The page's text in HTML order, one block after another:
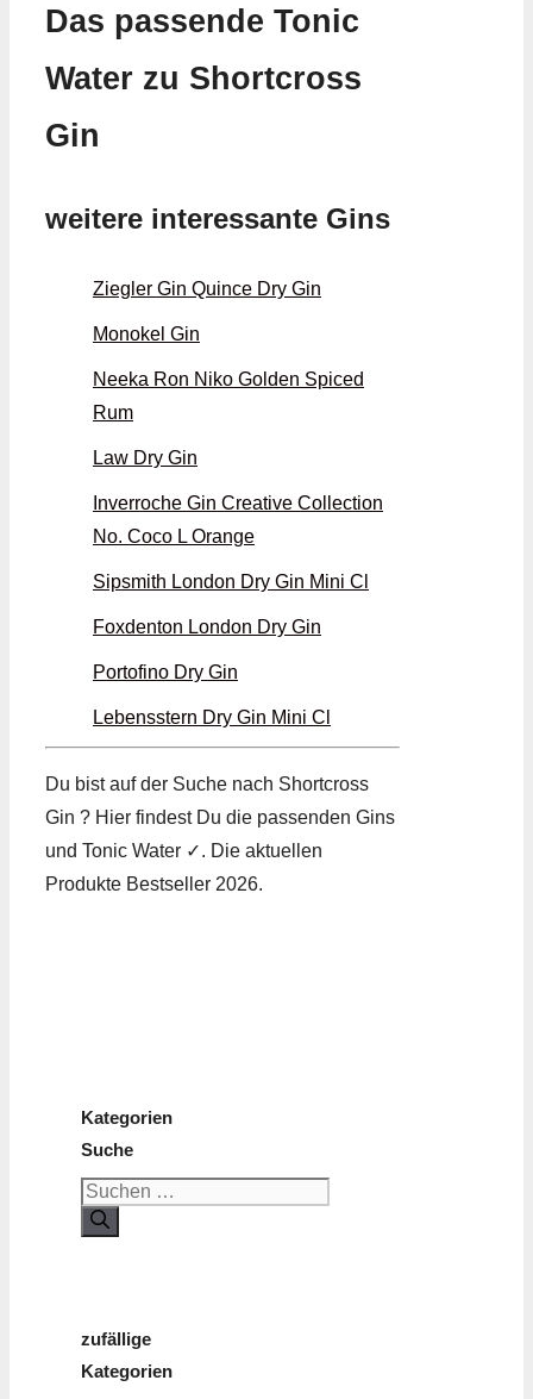
Das passende Tonic
Water zu Shortcross
Gin
weitere interessante Gins
Ziegler Gin Quince Dry Gin
Monokel Gin
Neeka Ron Niko Golden Spiced
Rum
Law Dry Gin
Inverroche Gin Creative Collection
No. Coco L Orange
Sipsmith London Dry Gin Mini Cl
Foxdenton London Dry Gin
Portofino Dry Gin
Lebensstern Dry Gin Mini Cl
Du bist auf der Suche nach Shortcross
Gin ? Hier findest Du die passenden Gins
und Tonic Water ✓. Die aktuellen
Produkte Bestseller 2026.
Kategorien
Suche
Suchen
nach:
zufällige
Kategorien